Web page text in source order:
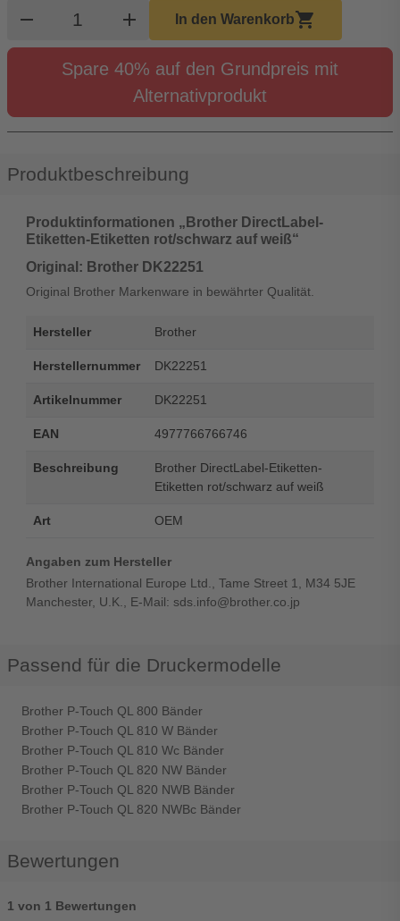
remove Produkt Warenkorb Menge
add In den Warenkorbshopping_cart
Spare 40% auf den Grundpreis mit
Alternativprodukt
Produktbeschreibung
Produktinformationen „Brother DirectLabel-
Etiketten-Etiketten rot/schwarz auf weiß“
Original: Brother DK22251
Original Brother Markenware in bewährter Qualität.
Hersteller Brother
Herstellernummer DK22251
Artikelnummer DK22251
EAN 4977766766746
Beschreibung
Brother DirectLabel-Etiketten-
Etiketten rot/schwarz auf weiß
Art OEM
Angaben zum Hersteller
Brother International Europe Ltd., Tame Street 1, M34 5JE
Manchester, U.K., E-Mail: sds.info@brother.co.jp
Passend für die Druckermodelle
Brother P-Touch QL 800 Bänder
Brother P-Touch QL 810 W Bänder
Brother P-Touch QL 810 Wc Bänder
Brother P-Touch QL 820 NW Bänder
Brother P-Touch QL 820 NWB Bänder
Brother P-Touch QL 820 NWBc Bänder
Bewertungen
1 von 1 Bewertungen